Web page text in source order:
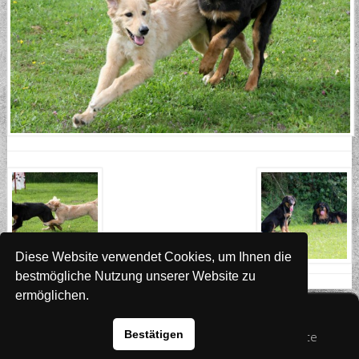
© 2026 Australian Shepherd - Hovawart - Zuchtstätte
Diese Website verwendet Cookies, um Ihnen die
bestmögliche Nutzung unserer Website zu
ermöglichen.
Bestätigen